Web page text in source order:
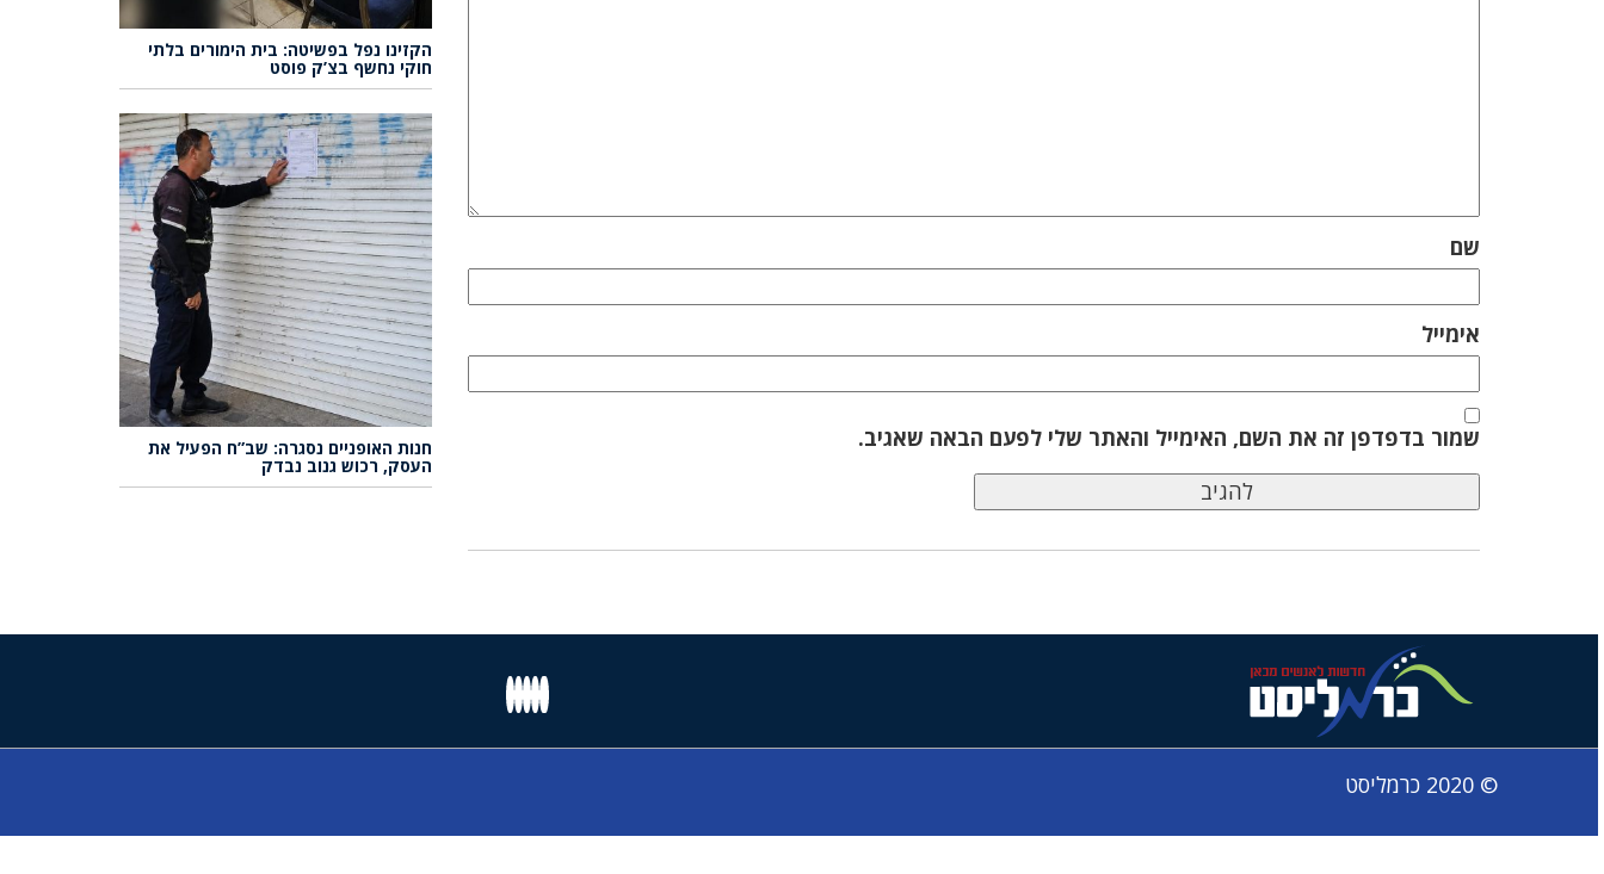
שם
אימייל
שמור בדפדפן זה את השם, האימייל והאתר שלי לפעם הבאה שאגיב.
הקזינו נפל בפשיטה: בית הימורים בלתי
חוקי נחשף בצ’ק פוסט
חנות האופניים נסגרה: שב”ח הפעיל את
העסק, רכוש גנוב נבדק
© 2020 כרמליסט